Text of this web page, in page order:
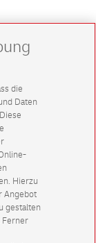
die
Daten
Hierzu
Angebot
gestalten
Ferner